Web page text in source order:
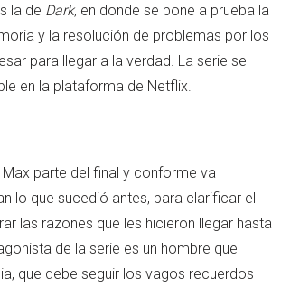
la de Dark, en donde se pone a prueba la
y la resolución de problemas por los
para llegar a la verdad. La serie se
en la plataforma de Netflix.
Max parte del final y conforme va
lo que sucedió antes, para clarificar el
las razones que les hicieron llegar hasta
de la serie es un hombre que
que debe seguir los vagos recuerdos